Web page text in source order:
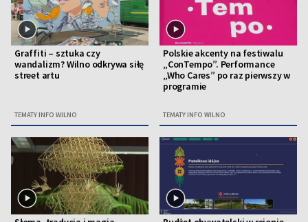
Graffiti – sztuka czy
wandalizm? Wilno odkrywa siłę
street artu
TEMATY INFO WILNO
Polskie akcenty na festiwalu
„ConTempo”. Performance
„Who Cares” po raz pierwszy w
programie
TEMATY INFO WILNO